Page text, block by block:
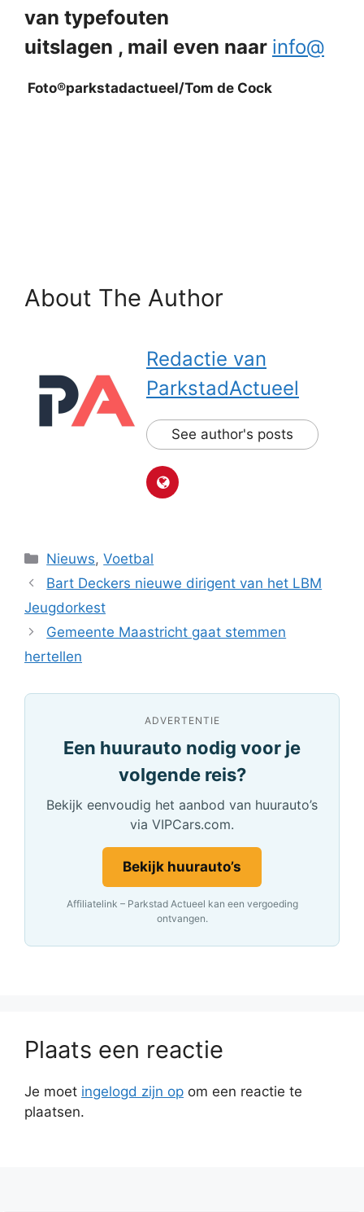
van typefouten
uitslagen , mail even naar info@
Foto®parkstadactueel/Tom de Cock
About The Author
Redactie van
ParkstadActueel
See author's posts
Categorieën
Nieuws,Voetbal
Bart Deckers nieuwe dirigent van het LBM
Jeugdorkest
Gemeente Maastricht gaat stemmen
hertellen
ADVERTENTIE
Een huurauto nodig voor je
volgende reis?
Bekijk eenvoudig het aanbod van huurauto’s
via VIPCars.com.
Bekijk huurauto’s
Affiliatelink – Parkstad Actueel kan een vergoeding
ontvangen.
Plaats een reactie
Je moet ingelogd zijn op om een reactie te
plaatsen.